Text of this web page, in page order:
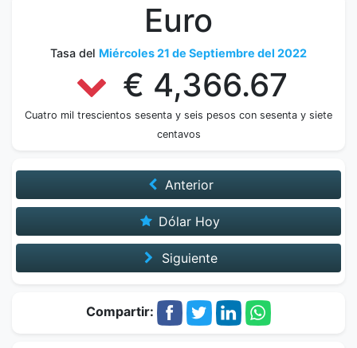
Euro
Tasa del Miércoles 21 de Septiembre del 2022
€ 4,366.67
Cuatro mil trescientos sesenta y seis pesos con sesenta y siete
centavos
Anterior
Dólar Hoy
Siguiente
Compartir: